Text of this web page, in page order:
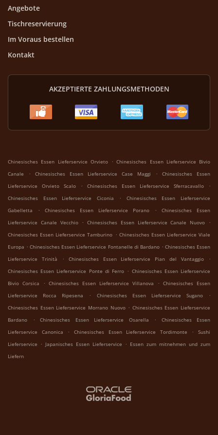
Angebote
Tischreservierung
Im Voraus bestellen
Kontakt
AKZEPTIERTE ZAHLUNGSMETHODEN
Chinesisches Essen Lieferservice Orvieto . Chinesisches Essen Lieferservice Bivio
Canale
. Chinesisches Essen Lieferservice Case Maggi .
Chinesisches Essen
Lieferservice Orvieto Scalo
. Chinesisches Essen Lieferservice Sferracavallo
.
Chinesisches Essen Lieferservice Ciconia
.
Chinesisches Essen Lieferservice
Gabelletta
. Chinesisches Essen Lieferservice Porano .
Chinesisches Essen
Lieferservice Canale Vecchio
. Chinesisches Essen Lieferservice Canale Nuovo
.
Chinesisches Essen Lieferservice Tamburino . Chinesisches Essen Lieferservice Viale
Europa . Chinesisches Essen Lieferservice Fontanelle di Bardano . Chinesisches Essen
Lieferservice Trinità
. Chinesisches Essen Lieferservice Pian del Vantaggio
.
Chinesisches Essen Lieferservice Ponte di Ferro . Chinesisches Essen Lieferservice
Bivio Corsica
. Chinesisches Essen Lieferservice Villanova . Chinesisches Essen
Lieferservice Rocca Ripesena
. Chinesisches Essen Lieferservice Sugano
.
Chinesisches Essen Lieferservice Morrano Nuovo . Chinesisches Essen Lieferservice
Bardano
. Chinesisches Essen Lieferservice Osarella .
Chinesisches Essen
Lieferservice Canonica
. Chinesisches Essen Lieferservice Tordimonte .
Sushi
Lieferservice . Japanisches Essen Lieferservice . Essen zum mitnehmen und zum
Liefern